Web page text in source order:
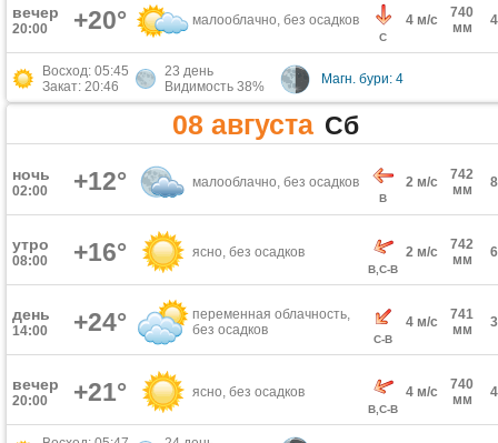
вечер
20:00 +20° малооблачно, без осадков
С
4 м/с
740
мм
Восход: 05:45
Закат: 20:46
23 день
Видимость 38%
Магн. бури: 4
08 августа Сб
ночь
02:00 +12° малооблачно, без осадков
В
2 м/с
742
мм
утро
08:00 +16° ясно, без осадков
В,С-В
2 м/с
742
мм
день
14:00 +24°
переменная облачность,
без осадков
С-В
4 м/с
741
мм
вечер
20:00 +21° ясно, без осадков
В,С-В
4 м/с
740
мм